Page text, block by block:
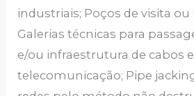
industriais; Poços de visita ou
Galerias técnicas para
e/ou infraestrutura de cabos
telecomunicação; Pipe